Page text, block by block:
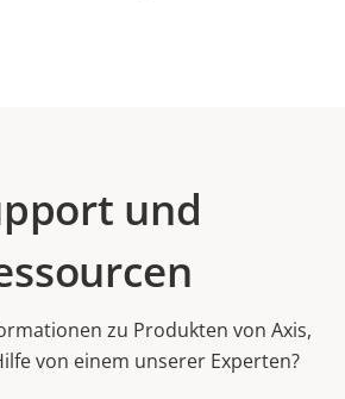
und
zu Produkten von Axis,
von einem unserer Experten?